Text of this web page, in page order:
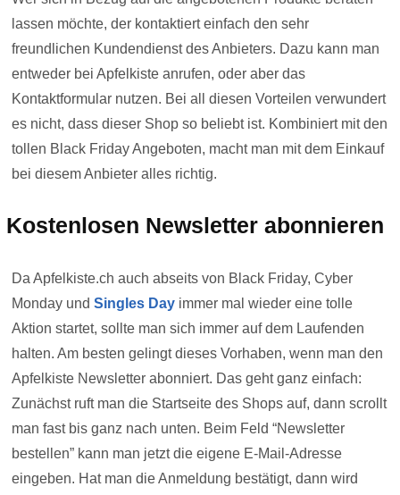
lassen möchte, der kontaktiert einfach den sehr
freundlichen Kundendienst des Anbieters. Dazu kann man
entweder bei Apfelkiste anrufen, oder aber das
Kontaktformular nutzen. Bei all diesen Vorteilen verwundert
es nicht, dass dieser Shop so beliebt ist. Kombiniert mit den
tollen Black Friday Angeboten, macht man mit dem Einkauf
bei diesem Anbieter alles richtig.
Kostenlosen Newsletter abonnieren
Da Apfelkiste.ch auch abseits von Black Friday, Cyber
Monday und Singles Day immer mal wieder eine tolle
Aktion startet, sollte man sich immer auf dem Laufenden
halten. Am besten gelingt dieses Vorhaben, wenn man den
Apfelkiste Newsletter abonniert. Das geht ganz einfach:
Zunächst ruft man die Startseite des Shops auf, dann scrollt
man fast bis ganz nach unten. Beim Feld “Newsletter
bestellen” kann man jetzt die eigene E-Mail-Adresse
eingeben. Hat man die Anmeldung bestätigt, dann wird